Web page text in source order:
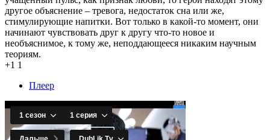
другое объяснение – тревога, недостаток сна или же,
стимулирующие напитки. Вот только в какой-то момент, они
начинают чувствовать друг к другу что-то новое и
необъяснимое, к тому же, неподдающееся никаким научным
теориям.
+1 1
Плеер